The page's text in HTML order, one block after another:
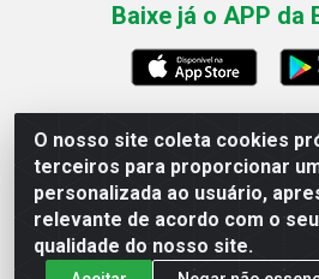
O nosso site coleta cookies
terceiros para proporcionar
personalizada ao usuário,
relevante de acordo com o
qualidade do nosso site.
Baixe já o APP da
Esperança Nordeste - Rua
Estância - Recife / PE CEP:
03.666.136/